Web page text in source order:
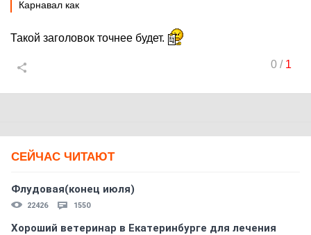
Карнавал как
Такой заголовок точнее будет.
0/ 1
СЕЙЧАС ЧИТАЮТ
Флудовая(конец июля)
22426 1550
Хороший ветеринар в Екатеринбурге для лечения